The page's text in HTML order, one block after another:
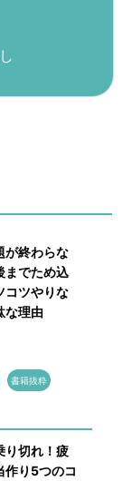
が終わらな
までため込
コツやりな
な理由
書籍抜粋
り切れ！疲
作り5つのコ